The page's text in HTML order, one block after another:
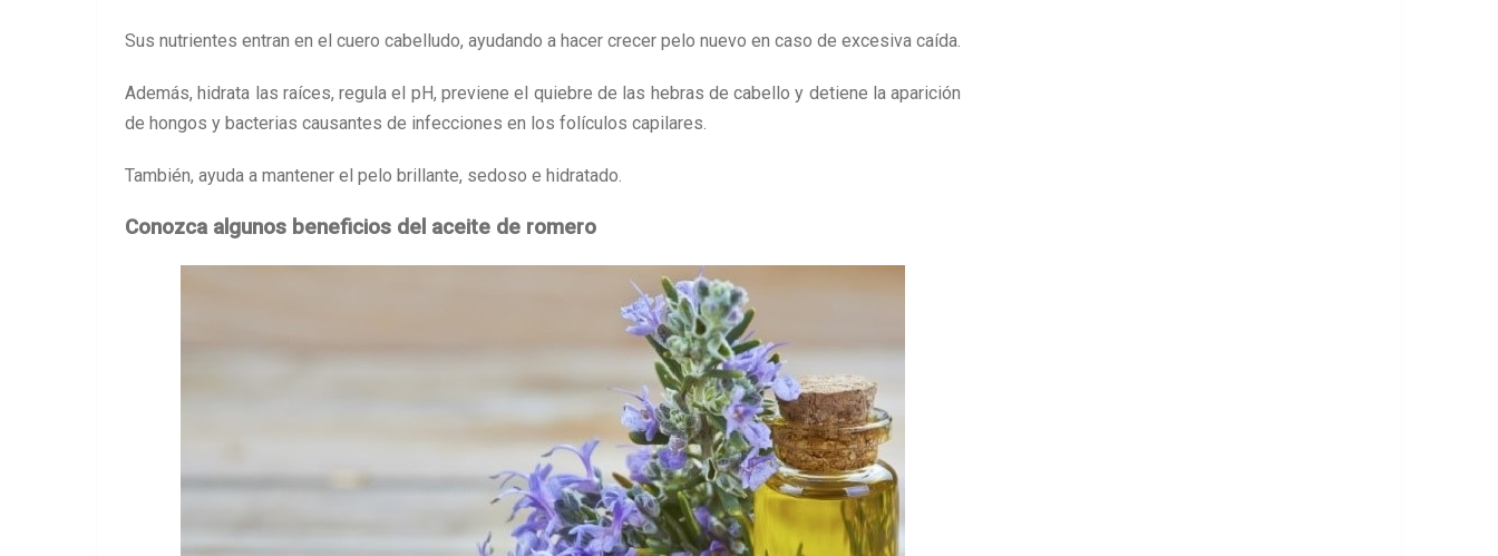
Sus nutrientes entran en el cuero cabelludo, ayudando a hacer crecer pelo nuevo en caso de excesiva caída.
Además, hidrata las raíces, regula el pH, previene el quiebre de las hebras de cabello y detiene la aparición
de hongos y bacterias causantes de infecciones en los folículos capilares.
También, ayuda a mantener el pelo brillante, sedoso e hidratado.
Conozca algunos beneficios del aceite de romero